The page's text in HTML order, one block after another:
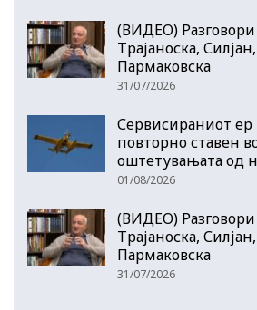
(ВИДЕО)
Трајаноска,
Пармаковска
31/07/2026
Сервисираниот ер
повторно ставен
оштетувањата од
01/08/2026
(ВИДЕО)
Трајаноска,
Пармаковска
31/07/2026